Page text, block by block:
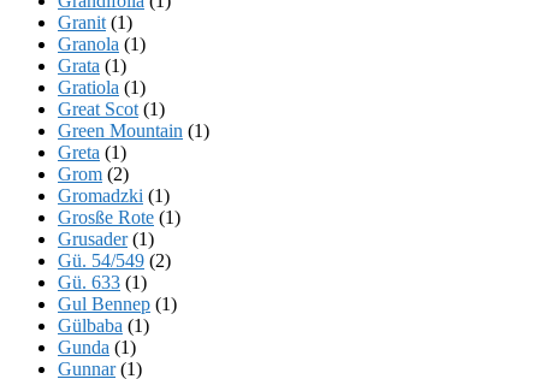
Granit (1)
Granola (1)
Grata (1)
Gratiola (1)
Great Scot (1)
Green Mountain (1)
Greta (1)
Grom (2)
Gromadzki (1)
Grosße Rote (1)
Grusader(1)
Gü. 54/549 (2)
Gü. 633 (1)
Gul Bennep (1)
Gülbaba (1)
Gunda (1)
Gunnar(1)